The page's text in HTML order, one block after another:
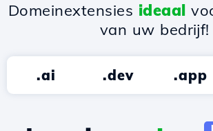
Domeinextensies ideaal
van uw bedrijf!
.ai .dev .app